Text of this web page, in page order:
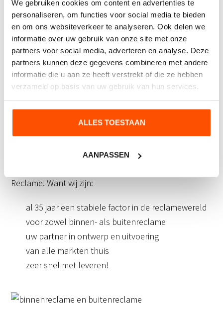
We gebruiken cookies om content en advertenties te
personaliseren, om functies voor social media te bieden
en om ons websiteverkeer te analyseren. Ook delen we
informatie over uw gebruik van onze site met onze
partners voor social media, adverteren en analyse. Deze
partners kunnen deze gegevens combineren met andere
informatie die u aan ze heeft verstrekt of die ze hebben
verzameld op basis van uw gebruik van hun services.
ALLES TOESTAAN
AANPASSEN
vallen tijdens evenementen, beurzen of festivals.
Waarom promotiemateriaal
bestellen bij CD-Reclame?
dat we indien gewenst meedenken met de layout van
de reclame en een deskundig advies geven welke
toepassing het beste geschikt is om uw doel te
bereiken. Uw promotiemateriaal kunt u met een
Reclame. Want wij zijn:
al 35 jaar een stabiele factor in de reclamewereld
voor zowel binnen- als buitenreclame
uw partner in ontwerp en uitvoering
van alle markten thuis
zeer snel met leveren!